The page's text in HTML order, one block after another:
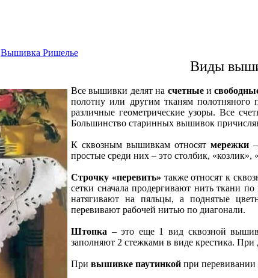
Вышивка Ришелье
Виды
Все вышивки делят на счетныеи
полотну или другим тканям
различные геометрические узоры. Все
Большинство старинных вышивок
К сквозным вышивкам относятмережки
простые среди них – это столбик,
Строчку «перевить» также относят к
сетки сначала продергивают нить ткани
натягивают на пяльцы, а поднятые
перевивают рабочей нитью по диагонали.
Штопка – это еще 1 вид сквозной
заполняют 2 стежками в виде крестика. При
При вышивке паутинкой при